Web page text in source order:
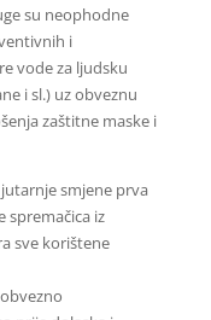
su neophodne
i
vode za ljudsku
i sl.) uz obveznu
zaštitne maske i
smjene prva
spremačica iz
sve korištene